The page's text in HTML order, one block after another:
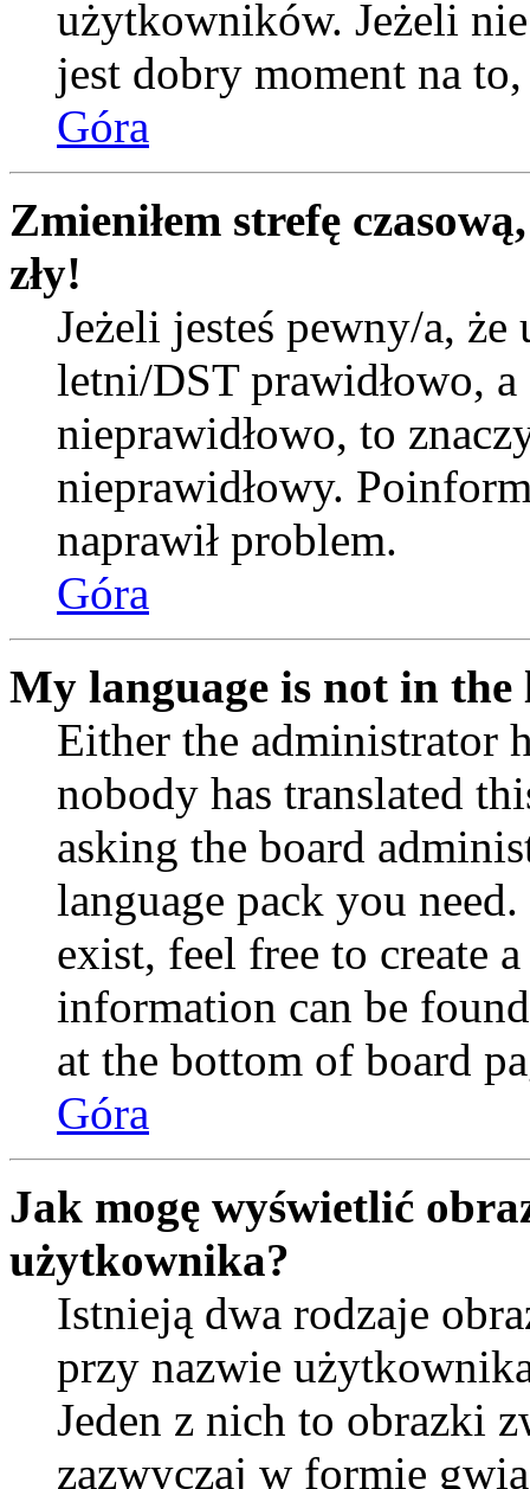
użytkowników. Jeżeli
jest dobry moment na
Góra
Zmieniłem strefę
zły!
Jeżeli jesteś pewny/a, że
letni/DST prawidłowo,
nieprawidłowo, to
nieprawidłowy.
naprawił problem.
Góra
My language is not in the
Either the administrator
nobody has translated
asking the board
language pack you
exist, feel free to create
information can be
at the bottom of board
Góra
Jak mogę wyświetlić
użytkownika?
Istnieją dwa rodzaje
przy nazwie
Jeden z nich to obrazki
zazwyczaj w formie